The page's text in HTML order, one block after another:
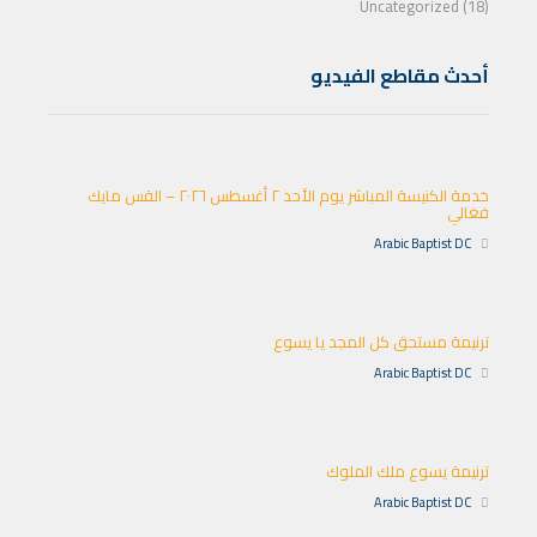
Uncategorized (18)
أحدث مقاطع الفيديو
خدمة الكنيسة المباشر يوم الأحد ٢ أغسطس ٢٠٢٦ – القس مايك
فغالي
Arabic Baptist DC
ترنيمة مستحق كل المجد يا يسوع
Arabic Baptist DC
ترنيمة يسوع ملك الملوك
Arabic Baptist DC